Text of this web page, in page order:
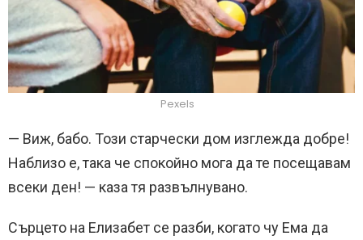
Pexels
— Виж, бабо. Този старчески дом изглежда добре!
Наблизо е, така че спокойно мога да те посещавам
всеки ден! — каза тя развълнувано.
Сърцето на Елизабет се разби, когато чу Ема да